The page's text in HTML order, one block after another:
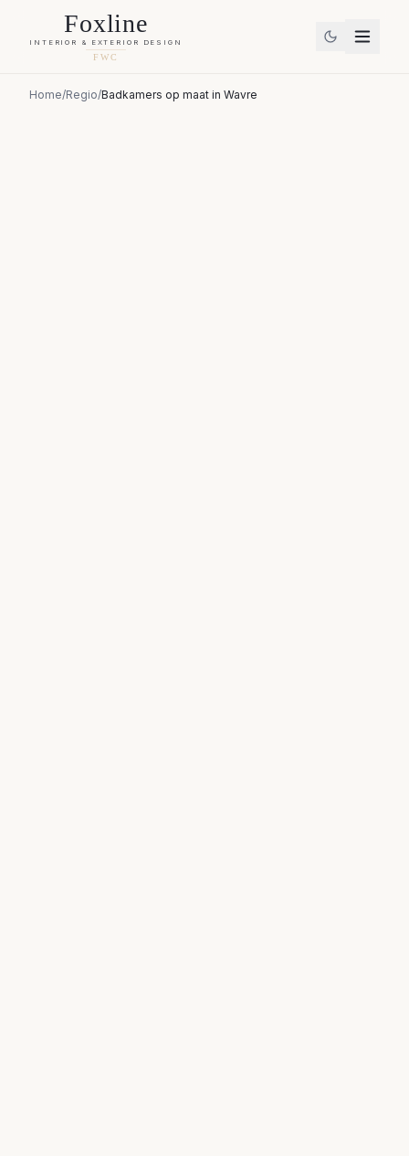
Foxline
INTERIOR & EXTERIOR DESIGN
FWC
Home/Regio/Badkamers op maat in Wavre